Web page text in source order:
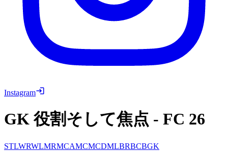
Instagram
GK 役割そして焦点 - FC 26
STLWRWLMRMCAMCMCDMLBRBCBGK